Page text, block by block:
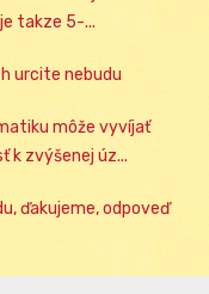
takze 5-...
urcite nebudu
môže vyvíjať
k zvýšenej úz...
ďakujeme, odpoveď